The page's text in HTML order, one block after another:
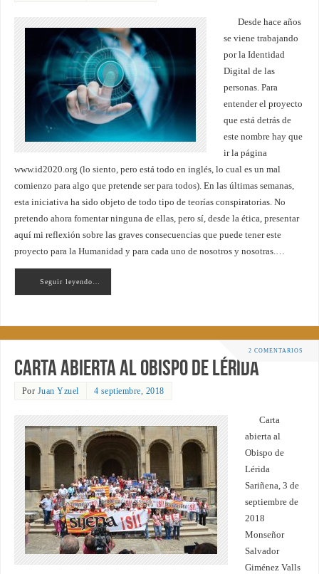
Desde hace años
se viene trabajando
por la Identidad
Digital de las
personas. Para
entender el proyecto
que está detrás de
este nombre hay que
ir la página
www.id2020.org (lo siento, pero está todo en inglés, lo cual es un mal
comienzo para algo que pretende ser para todos). En las últimas semanas,
esta iniciativa ha sido objeto de todo tipo de teorías conspiratorias. No
pretendo ahora fomentar ninguna de ellas, pero sí, desde la ética, presentar
aquí mi reflexión sobre las graves consecuencias que puede tener este
proyecto para la Humanidad y para cada uno de nosotros y nosotras.…
Seguir leyendo…
2 COMENTARIOS
Carta abierta al obispo de Lérida
Por Juan Yzuel 4 septiembre, 2018
Carta
abierta al
Obispo de
Lérida
Sariñena, 3 de
septiembre de
2018
Monseñor
Salvador
Giménez Valls